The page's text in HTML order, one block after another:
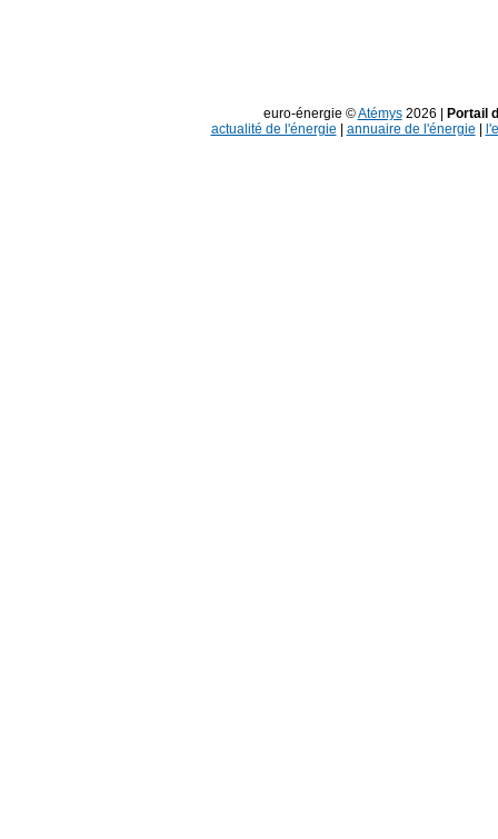
euro-énergie ©Atémys2026 |
Portail
actualité de l'énergie
annuaire de l'énergie